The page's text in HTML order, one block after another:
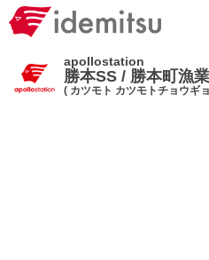
apollostation
勝本SS / 勝本町漁
( カツモト カツモトチョウギ